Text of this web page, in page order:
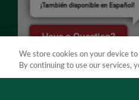
We store cookies on your device
By continuing to use our services,
¡También disponible en Español!
Have a Question?